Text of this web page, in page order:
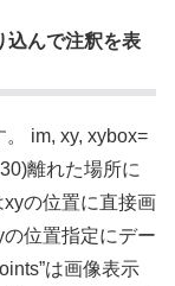
んで注釈を表
im, xy, xybox=
離れた場所に
の位置に直接画
の位置指定にデー
は画像表示